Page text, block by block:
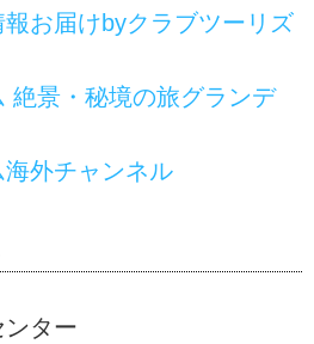
お届けbyクラブツーリズ
絶景・秘境の旅グランデ
外チャンネル
ター